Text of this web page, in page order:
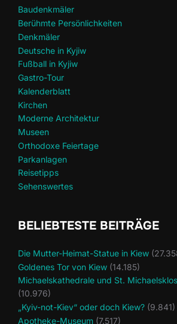
Baudenkmäler
Berühmte Persönlichkeiten
Denkmäler
Deutsche in Kyjiw
Fußball in Kyjiw
Gastro-Tour
Kalenderblatt
Kirchen
Moderne Architektur
Museen
Orthodoxe Feiertage
Parkanlagen
Reisetipps
Sehenswertes
BELIEBTESTE BEITRÄGE
Die Mutter-Heimat-Statue in Kiew
Goldenes Tor von Kiew (14.185)
Michaelskathedrale und St.
(10.976)
„Kyiv-not-Kiev“ oder doch Kiew? (9.841)
Apotheke-Museum (7.517)